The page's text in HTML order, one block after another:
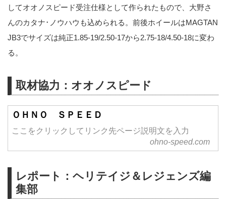
してオオノスピード受注仕様として作られたもので、大野さ
んのカタナ･ノウハウも込められる。前後ホイールはMAGTAN
JB3でサイズは純正1.85-19/2.50-17から2.75-18/4.50-18に変わ
る。
取材協力：オオノスピード
ＯＨＮＯ ＳＰＥＥＤ
ここをクリックしてリンク先ページ説明文を入力
ohno-speed.com
レポート：ヘリテイジ＆レジェンズ編
集部